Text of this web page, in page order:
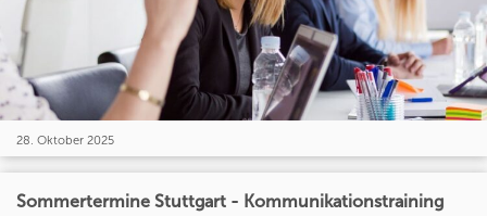
28. Oktober 2025
Sommertermine Stuttgart - Kommunikationstraining